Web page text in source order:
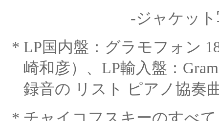
-ジャケッ
* LP国内盤：グラモフォン
崎和彦）、LP輸入盤：
録音の リスト ピアノ協奏